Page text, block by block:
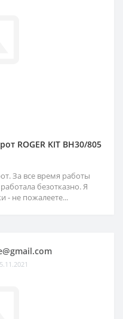
ROGER KIT BH30/805
За все время работы
безотказно. Я
- не пожалеете...